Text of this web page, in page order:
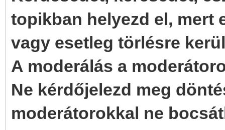
topikban helyezd el, mert
vagy esetleg törlésre
A moderálás a
Ne kérdőjelezd meg
moderátorokkal ne